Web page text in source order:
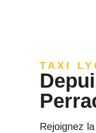
TAXI
Rejoignez